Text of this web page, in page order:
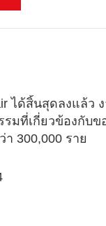
ได้สิ้นสุดลงแล้ว
รมที่เกี่ยวข้องกับ
300,000 ราย